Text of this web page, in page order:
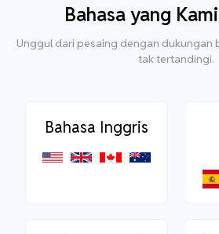
Bahasa yang
Unggul dari pesaing dengan dukungan
tak tertandingi.
Bahasa Inggris